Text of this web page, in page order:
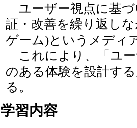
ユーザー視点に基づ
証・改善を繰り返し
ゲーム)というメディ
これにより、「ユ
のある体験を設計す
る。
学習内容